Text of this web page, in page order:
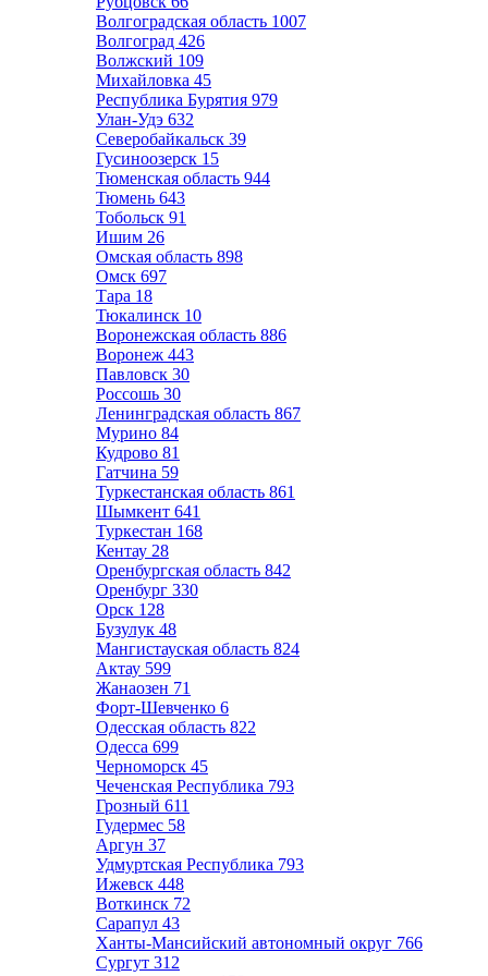
Волгоградская область 1007
Волгоград 426
Волжский 109
Михайловка 45
Республика Бурятия 979
Улан-Удэ 632
Северобайкальск 39
Гусиноозерск 15
Тюменская область 944
Тюмень 643
Тобольск 91
Ишим 26
Омская область 898
Омск 697
Тара 18
Тюкалинск 10
Воронежская область 886
Воронеж 443
Павловск 30
Россошь 30
Ленинградская область 867
Мурино 84
Кудрово 81
Гатчина 59
Туркестанская область 861
Шымкент 641
Туркестан 168
Кентау 28
Оренбургская область 842
Оренбург 330
Орск 128
Бузулук 48
Мангистауская область 824
Актау 599
Жанаозен 71
Форт-Шевченко 6
Одесская область 822
Одесса 699
Черноморск 45
Чеченская Республика 793
Грозный 611
Гудермес 58
Аргун 37
Удмуртская Республика 793
Ижевск 448
Воткинск 72
Сарапул 43
Ханты-Мансийский автономный округ 766
Сургут 312